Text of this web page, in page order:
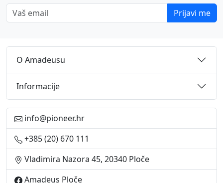
Vaš email
Prijavi me
O Amadeusu
Informacije
info@pioneer.hr
+385 (20) 670 111
Vladimira Nazora 45, 20340 Ploče
Amadeus Ploče